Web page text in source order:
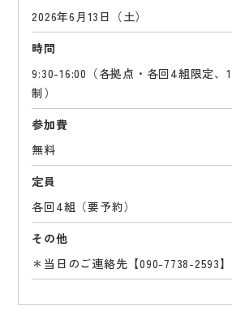
2026年6月13日（土）
時間
9:30-16:00（各拠点・各回4組限定、
制）
参加費
無料
定員
各回4組（要予約）
その他
＊当日のご連絡先【090-7738-2593】